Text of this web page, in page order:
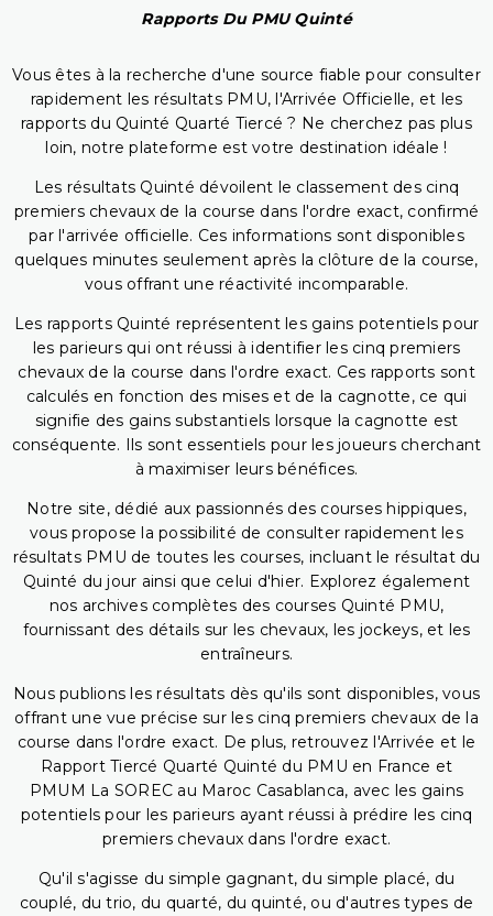
Rapports Du PMU Quinté
Vous êtes à la recherche d'une source fiable pour consulter
rapidement les résultats PMU, l'Arrivée Officielle, et les
rapports du Quinté Quarté Tiercé ? Ne cherchez pas plus
loin, notre plateforme est votre destination idéale !
Les résultats Quinté dévoilent le classement des cinq
premiers chevaux de la course dans l'ordre exact, confirmé
par l'arrivée officielle. Ces informations sont disponibles
quelques minutes seulement après la clôture de la course,
vous offrant une réactivité incomparable.
Les rapports Quinté représentent les gains potentiels pour
les parieurs qui ont réussi à identifier les cinq premiers
chevaux de la course dans l'ordre exact. Ces rapports sont
calculés en fonction des mises et de la cagnotte, ce qui
signifie des gains substantiels lorsque la cagnotte est
conséquente. Ils sont essentiels pour les joueurs cherchant
à maximiser leurs bénéfices.
Notre site, dédié aux passionnés des courses hippiques,
vous propose la possibilité de consulter rapidement les
résultats PMU de toutes les courses, incluant le résultat du
Quinté du jour ainsi que celui d'hier. Explorez également
nos archives complètes des courses Quinté PMU,
fournissant des détails sur les chevaux, les jockeys, et les
entraîneurs.
Nous publions les résultats dès qu'ils sont disponibles, vous
offrant une vue précise sur les cinq premiers chevaux de la
course dans l'ordre exact. De plus, retrouvez l'Arrivée et le
Rapport Tiercé Quarté Quinté du PMU en France et
PMUM La SOREC au Maroc Casablanca, avec les gains
potentiels pour les parieurs ayant réussi à prédire les cinq
premiers chevaux dans l'ordre exact.
Qu'il s'agisse du simple gagnant, du simple placé, du
couplé, du trio, du quarté, du quinté, ou d'autres types de